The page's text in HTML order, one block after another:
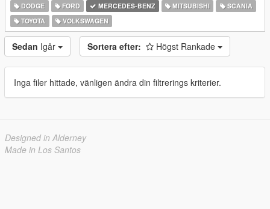
DODGE
FORD MERCEDES-BENZ MITSUBISHI
SCANIA
TOYOTA
VOLKSWAGEN
Sedan Igår Sortera efter: Högst Rankade
Inga filer hittade, vänligen ändra din filtrerings kriterier.
Designed in Alderney
Made in Los Santos